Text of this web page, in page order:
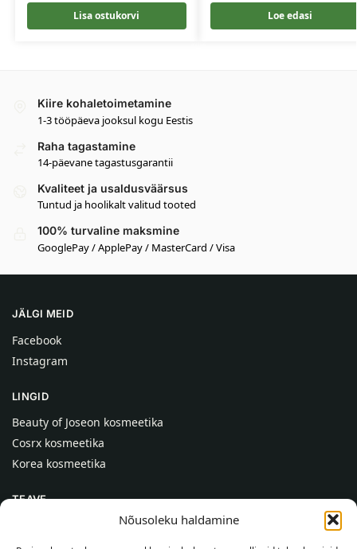
Nõusoleku haldamine
Lisa ostukorvi Loe edasi
Kiire kohaletoimetamine
1-3 tööpäeva jooksul kogu Eestis
Raha tagastamine
14-päevane tagastusgarantii
Kvaliteet ja usaldusväärsus
Tuntud ja hoolikalt valitud tooted
100% turvaline maksmine
GooglePay / ApplePay / MasterCard / Visa
JÄLGI MEID
Facebook
Instagram
LINGID
Beauty of Joseon kosmeetika
Cosrx kosmeetika
Korea kosmeetika
TEAVE